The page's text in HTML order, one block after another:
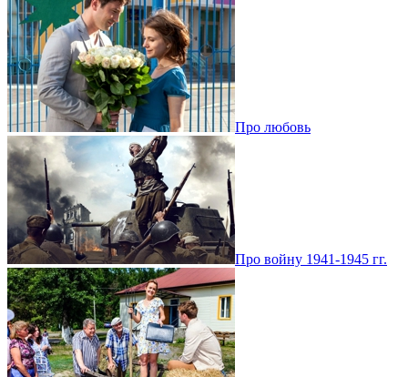
Про любовь
Про войну 1941-1945 гг.